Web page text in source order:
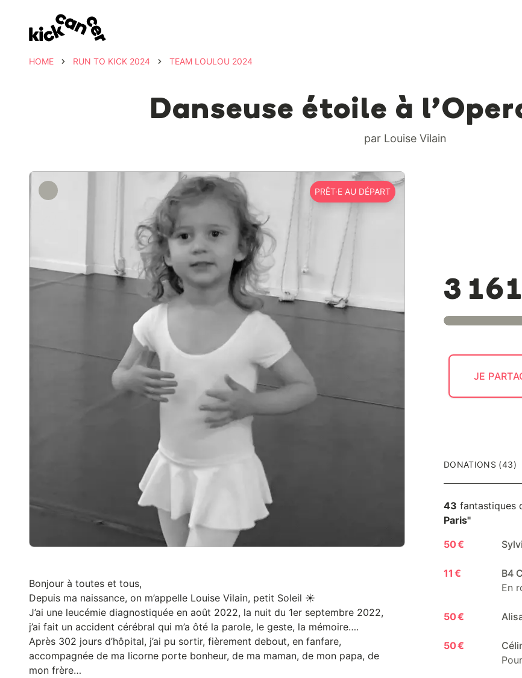
HOME RUN TO KICK 2024 TEAM LOULOU 2024
Danseuse étoile à
par Louise Vilain
PRÊT·E AU DÉPART
3
JE
Bonjour à toutes et tous,
Depuis ma naissance, on m’appelle Louise Vilain, petit Soleil ☀️
J’ai une leucémie diagnostiquée en août 2022, la nuit du 1er septembre 2022,
j’ai fait un accident cérébral qui m’a ôté la parole, le geste, la mémoire….
Après 302 jours d’hôpital, j’ai pu sortir, fièrement debout, en fanfare,
accompagnée de ma licorne porte bonheur, de ma maman, de mon papa, de
mon frère…
DONATIONS (43)
43 fantastiques
Paris"
50 €
11 € B4
En
50 €
50 €